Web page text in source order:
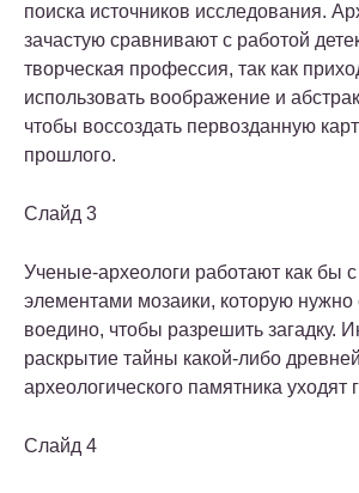
поиска источников исследования.
зачастую сравнивают с работой
творческая профессия, так как
использовать воображение и
чтобы воссоздать первозданную
прошлого.
Слайд 3
Ученые-археологи работают как бы
элементами мозаики, которую нужно
воедино, чтобы разрешить загадку.
раскрытие тайны какой-либо
археологического памятника уходят
Слайд 4